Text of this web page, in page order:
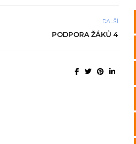
DALŠÍ
PODPORA ŽÁKŮ 4